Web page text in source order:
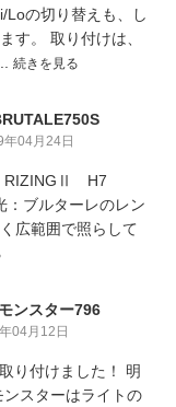
Loの切り替えも、し
す。 取り付けは、
続きを見る
年04月24日
RIZINGⅡ H7
ブルターレのレン
広範囲で照らして
ンスター796
04月12日
り付けました！ 明
スターはライトの